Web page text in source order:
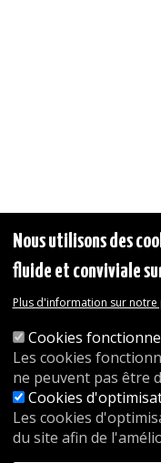
Nous utilisons des
fluide et conviviale
Plus d'information sur
Cookies
Les cookies
ne peuvent pas être
Cookies
Les cookies
du site afin de